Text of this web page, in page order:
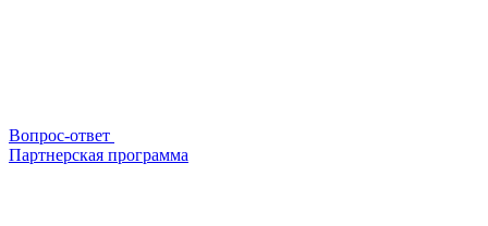
Вопрос-ответ
Партнерская программа